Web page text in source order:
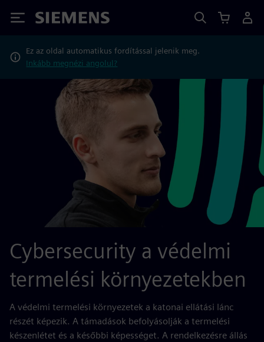
Siemens
Ez az oldal automatikus fordítással jelenik meg.
Inkább megnézi angolul?
Cybersecurity a védelmi
termelési környezetekben
A védelmi termelési környezetek a katonai ellátási lánc
részét képezik. A támadások befolyásolják a termelési
készenlétet és a későbbi képességet. A rendelkezésre állás